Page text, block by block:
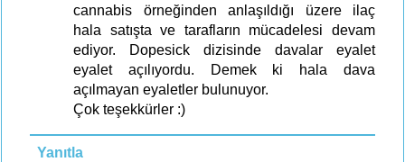
cannabis örneğinden anlaşıldığı üzere ilaç
hala satışta ve tarafların mücadelesi devam
ediyor. Dopesick dizisinde davalar eyalet
eyalet açılıyordu. Demek ki hala dava
açılmayan eyaletler bulunuyor.
Çok teşekkürler :)
Yanıtla